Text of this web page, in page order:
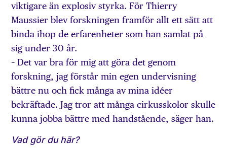
viktigare än explosiv styrka. För Thierry
Maussier blev forskningen framför allt ett sätt att
binda ihop de erfarenheter som han samlat på
sig under 30 år.
– Det var bra för mig att göra det genom
forskning, jag förstår min egen undervisning
bättre nu och fick många av mina idéer
bekräftade. Jag tror att många cirkusskolor skulle
kunna jobba bättre med handstående, säger han.
Vad gör du här?